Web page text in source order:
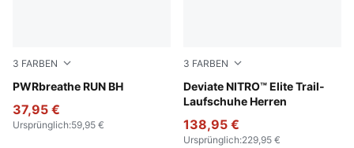
3 FARBEN
PWRbreathe RUN BH
Apple Spritz
37,95 €
Ursprünglich:59,95 €
3 FARBEN
Deviate NITRO™ Elite Trail-
Laufschuhe Herren
Lux Lime-Deep Plum
138,95 €
Ursprünglich:229,95 €